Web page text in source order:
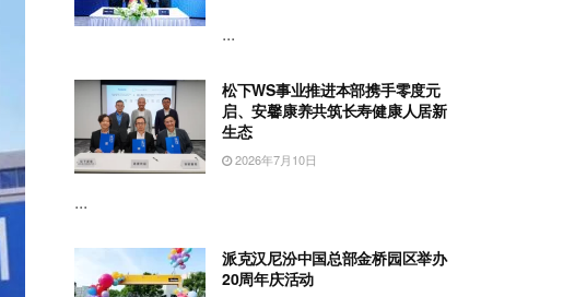
...
松下WS事业推进本部携手零度元
启、安馨康养共筑长寿健康人居新
生态
2026年7月10日
...
派克汉尼汾中国总部金桥园区举办
20周年庆活动